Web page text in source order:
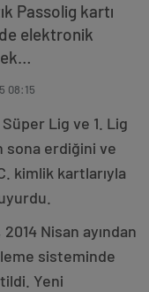
Passolig kartı
elektronik
08:15
Lig ve 1. Lig
sona erdiğini ve
kimlik kartlarıyla
Nisan ayından
sisteminde
Yeni